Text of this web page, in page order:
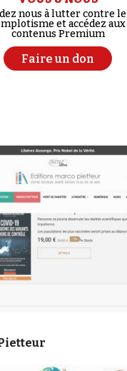
nous à lutter contre le
et accédez aux
contenus Premium
Faire un don